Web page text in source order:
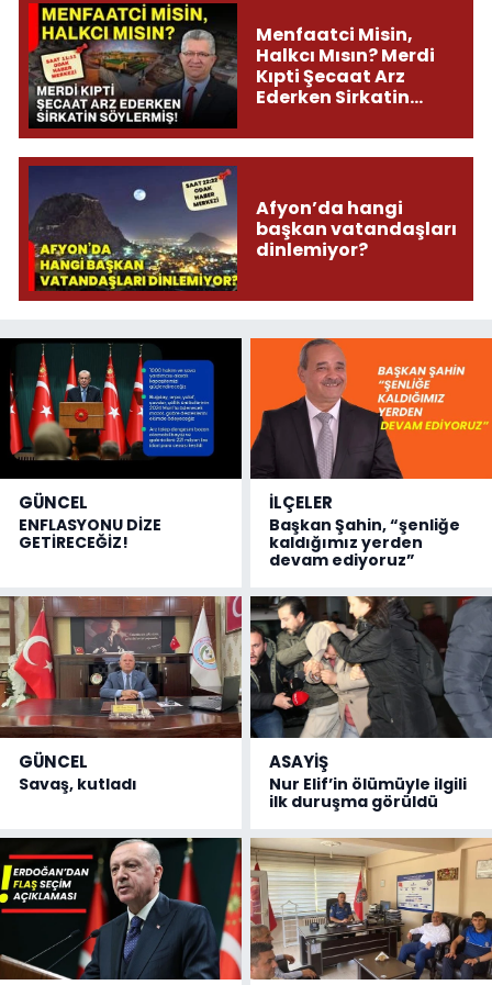
Menfaatci Misin,
Halkcı Mısın? Merdi
Kıpti Şecaat Arz
Ederken Sirkatin
Afyon’da hangi
başkan vatandaşları
dinlemiyor?
GÜNCEL
ENFLASYONU DİZE
GETİRECEĞİZ!
İLÇELER
Başkan Şahin, “şenliğe
kaldığımız yerden
devam ediyoruz”
GÜNCEL
Savaş, kutladı
ASAYİŞ
Nur Elif’in ölümüyle ilgili
ilk duruşma görüldü